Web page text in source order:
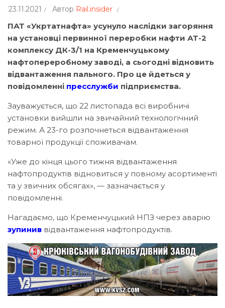
23.11.2021 Автор Rail.insider
ПАТ «Укртатнафта» усунуло наслідки загоряння
на установці первинної переробки нафти АТ-2
комплексу ДК-3/1 на Кременчуцькому
нафтопереробному заводі, а сьогодні відновить
відвантаження пального. Про це йдеться у
повідомленні пресслужби підприємства.
Зауважується, що 22 листопада всі виробничі
установки вийшли на звичайний технологічний
режим. А 23-го розпочнеться відвантаження
товарної продукції споживачам.
«Уже до кінця цього тижня відвантаження
нафтопродуктів відновиться у повному асортименті
та у звичних обсягах», — зазначається у
повідомленні.
Нагадаємо, що Кременчуцький НПЗ через аварію
зупинив відвантаження нафтопродуктів.